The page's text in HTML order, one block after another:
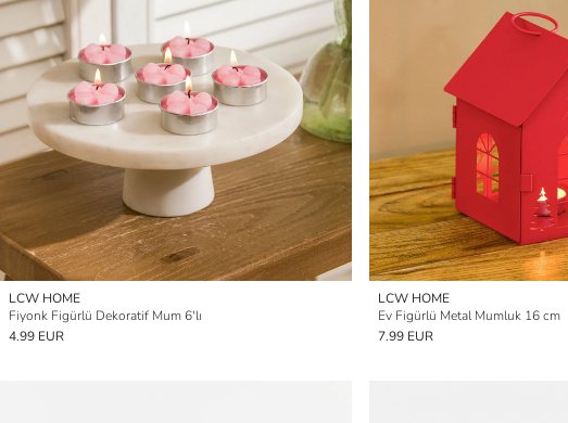
LCW HOME
Fiyonk Figürlü Dekoratif Mum 6'lı
4.99 EUR
LCW HOME
Ev Figürlü Metal Mumluk 16 cm
7.99 EUR